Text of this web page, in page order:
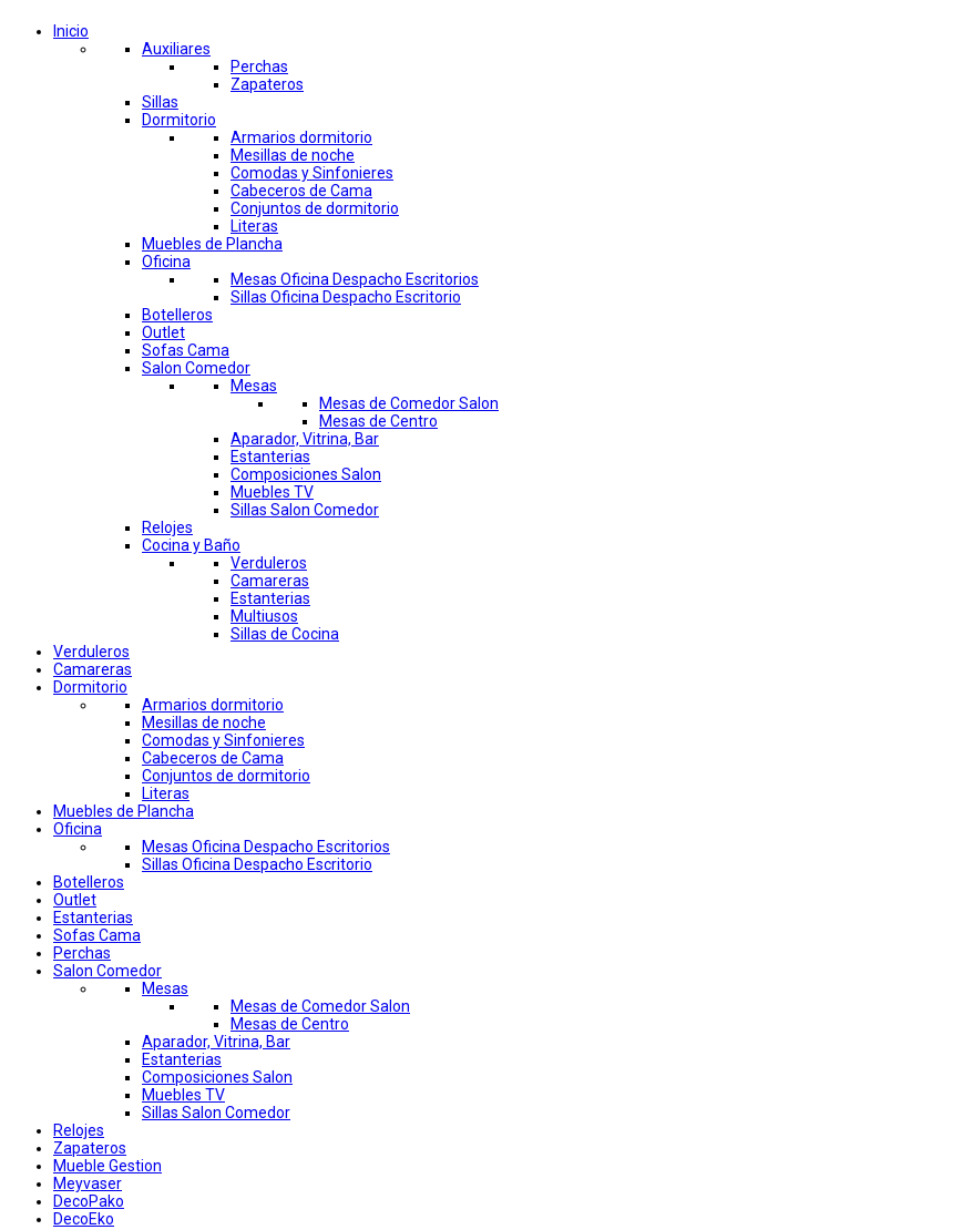
Inicio
Auxiliares
Perchas
Zapateros
Sillas
Dormitorio
Armarios dormitorio
Mesillas de noche
Comodas y Sinfonieres
Cabeceros de Cama
Conjuntos de dormitorio
Literas
Muebles de Plancha
Oficina
Mesas Oficina Despacho Escritorios
Sillas Oficina Despacho Escritorio
Botelleros
Outlet
Sofas Cama
Salon Comedor
Mesas
Mesas de Comedor Salon
Mesas de Centro
Aparador, Vitrina, Bar
Estanterias
Composiciones Salon
Muebles TV
Sillas Salon Comedor
Relojes
Cocina y Baño
Verduleros
Camareras
Estanterias
Multiusos
Sillas de Cocina
Verduleros
Camareras
Dormitorio
Armarios dormitorio
Mesillas de noche
Comodas y Sinfonieres
Cabeceros de Cama
Conjuntos de dormitorio
Literas
Muebles de Plancha
Oficina
Mesas Oficina Despacho Escritorios
Sillas Oficina Despacho Escritorio
Botelleros
Outlet
Estanterias
Sofas Cama
Perchas
Salon Comedor
Mesas
Mesas de Comedor Salon
Mesas de Centro
Aparador, Vitrina, Bar
Estanterias
Composiciones Salon
Muebles TV
Sillas Salon Comedor
Relojes
Zapateros
Mueble Gestion
Meyvaser
DecoPako
DecoEko